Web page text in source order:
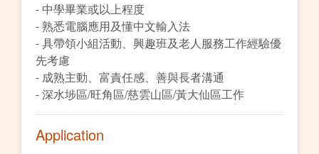
- 中學畢業或以上程度
- 熟悉電腦應用及懂中文輸入法
- 具帶領小組活動、興趣班及老人服務工作經驗優
先考慮
- 成熟主動、富責任感、善與長者溝通
- 深水埗區/旺角區/慈雲山區/黃大仙區工作
Application